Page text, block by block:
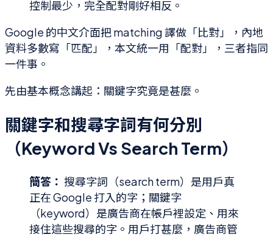
控制最少，完全配對剛好相反。
Google 的中文介面把 matching 譯做「比對」，內地
資料多數寫「匹配」，本文統一用「配對」，三者指同
一件事。
先由基本概念講起：關鍵字究竟是甚麼。
關鍵字和搜尋字詞有何分別
（Keyword Vs Search Term）
簡答： 搜尋字詞（search term）是用戶真
正在 Google 打入的字；關鍵字
（keyword）是廣告商在帳戶裡設定、用來
接住這些搜尋的字。用戶打甚麼，廣告商管